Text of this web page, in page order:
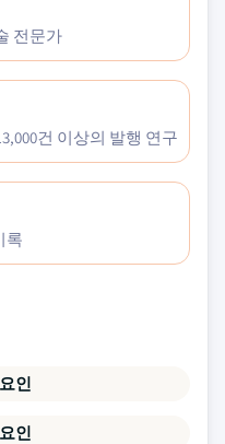
전문가
건 이상의 발행 연구
록
인
인